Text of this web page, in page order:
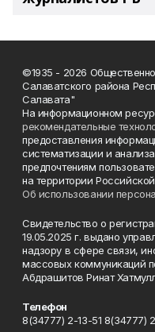
©1935 - 2026
Салаватского района
Салавата"
На информационном
рекомендательные
предоставления
систематизации и
предпочтениям
на территории
Об использовании
Свидетельство о
19.05.2025 г. выдано
надзору в сфере связи,
массовых коммуникаций
Абдрашитов Ринат
Телефон
8(34777) 2-13-51 8(34777)